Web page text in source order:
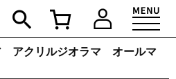
アクリルジオラマ オールマ